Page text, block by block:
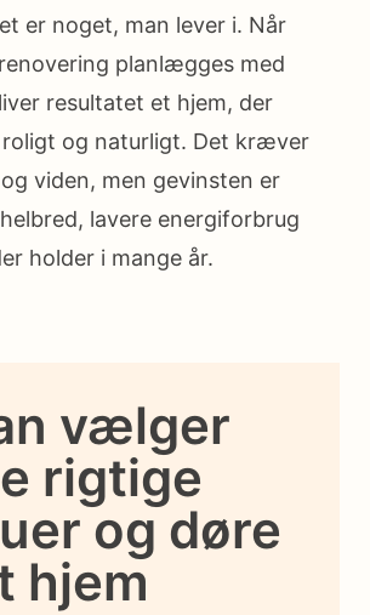
er noget, man lever i. Når
planlægges med
resultatet et hjem, der
og naturligt. Det kræver
viden, men gevinsten er
lavere energiforbrug
holder i mange år.
vælger
rigtige
og døre
hjem